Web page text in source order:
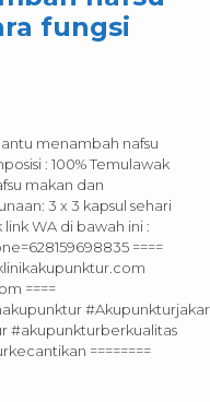
fungsi
menambah nafsu
: 100% Temulawak
makan dan
3 x 3 kapsul sehari
link WA di bawah ini :
====
====
#akupunkturberkualitas
========